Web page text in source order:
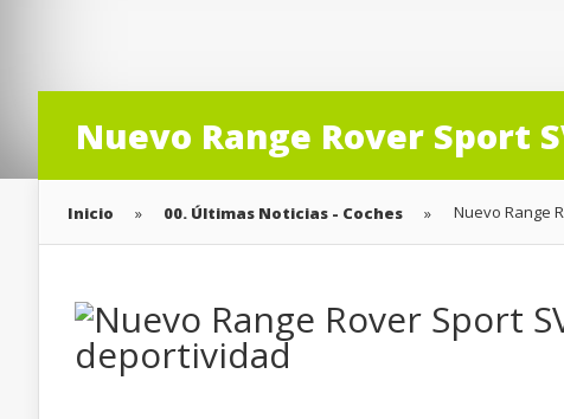
Nuevo Range Rover Sport
Inicio » 00. Últimas Noticias - Coches » Nuevo Range